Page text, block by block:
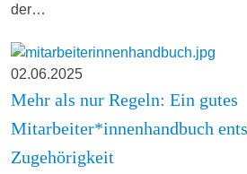
der…
02.06.2025
Mehr als nur Regeln: Ein gutes
Mitarbeiter*innenhandbuch
Zugehörigkeit